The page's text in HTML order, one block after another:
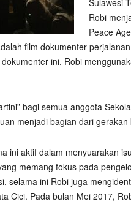
Sulawesi
Robi
Peace
film dokumenter
ini, Robi
bagi semua anggota
menjadi bagian dari gerakan
ini aktif dalam menyuarakan
memang fokus pada
selama ini Robi juga
Cici. Pada bulan Mei 2017,